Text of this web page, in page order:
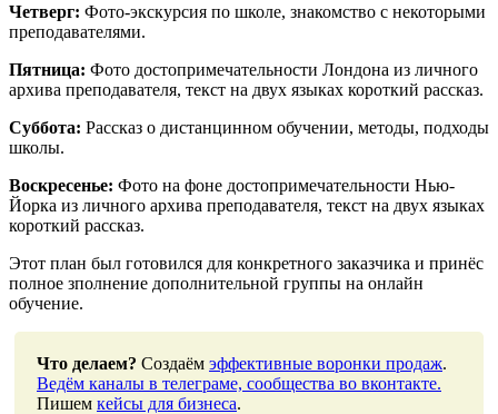
Четверг: Фото-экскурсия по школе, знакомство с некоторыми
преподавателями.
Пятница: Фото достопримечательности Лондона из личного
архива преподавателя, текст на двух языках короткий рассказ.
Суббота: Рассказ о дистанцинном обучении, методы, подходы
школы.
Воскресенье: Фото на фоне достопримечательности Нью-
Йорка из личного архива преподавателя, текст на двух языках
короткий рассказ.
Этот план был готовился для конкретного заказчика и принёс
полное зполнение дополнительной группы на онлайн
обучение.
Что делаем? Создаём эффективные воронки продаж.
Ведём каналы в телеграме, сообщества во вконтакте.
Пишем кейсы для бизнеса.